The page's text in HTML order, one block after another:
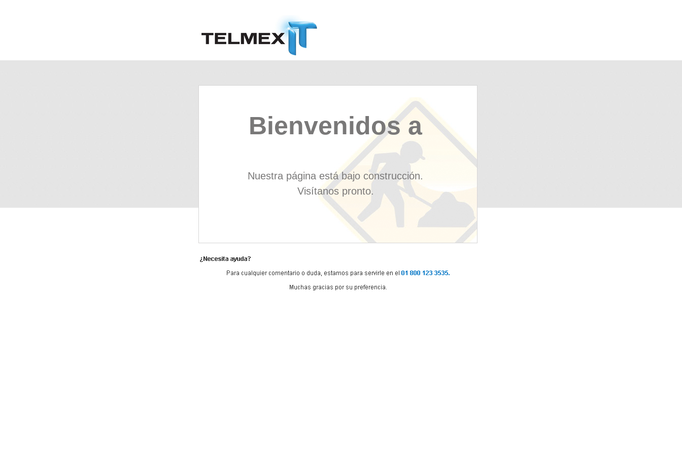
Bienvenidos a
Nuestra página está bajo construcción.
Visítanos pronto.